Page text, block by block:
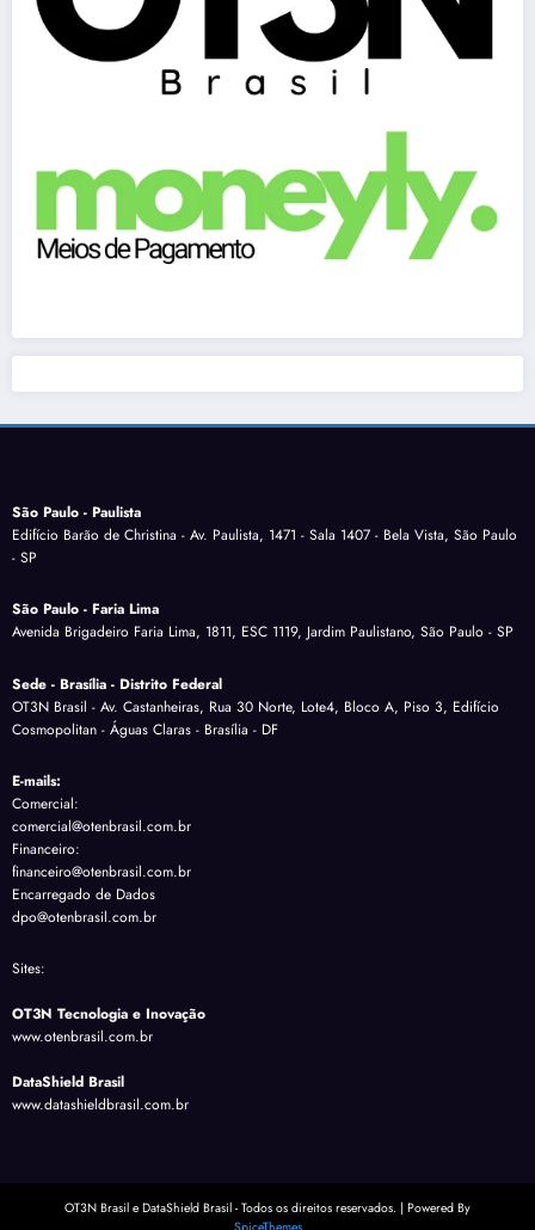
São Paulo - Paulista
Edifício Barão de Christina - Av. Paulista, 1471 - Sala 1407 - Bela Vista, São Paulo
- SP
São Paulo - Faria Lima
Avenida Brigadeiro Faria Lima, 1811, ESC 1119, Jardim Paulistano, São Paulo - SP
Sede - Brasília - Distrito Federal
OT3N Brasil - Av. Castanheiras, Rua 30 Norte, Lote4, Bloco A, Piso 3, Edifício
Cosmopolitan - Águas Claras - Brasília - DF
E-mails:
Comercial:
comercial@otenbrasil.com.br
Financeiro:
financeiro@otenbrasil.com.br
Encarregado de Dados
dpo@otenbrasil.com.br
Sites:
OT3N Tecnologia e Inovação
www.otenbrasil.com.br
DataShield Brasil
www.datashieldbrasil.com.br
OT3N Brasil e DataShield Brasil - Todos os direitos reservados. | Powered By